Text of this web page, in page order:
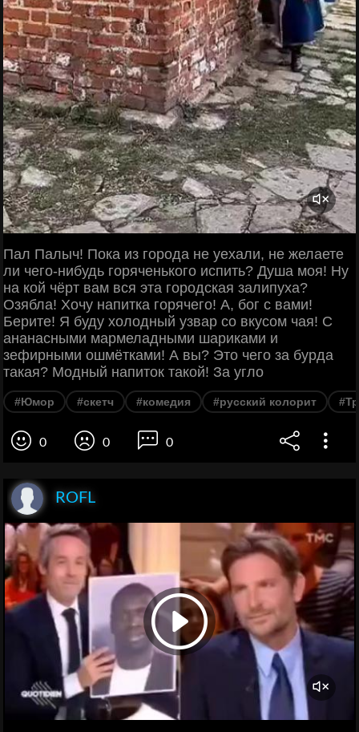
Пал Палыч! Пока из города не уехали, не желаете
ли чего-нибудь горяченького испить? Душа моя! Ну
на кой чёрт вам вся эта городская залипуха?
Озябла! Хочу напитка горячего! А, бог с вами!
Берите! Я буду холодный узвар со вкусом чая! С
ананасными мармеладными шариками и
зефирными ошмётками! А вы? Это чего за бурда
такая? Модный напиток такой! За угло
#Юмор #скетч #комедия #русский колорит
0 0 0
ROFL